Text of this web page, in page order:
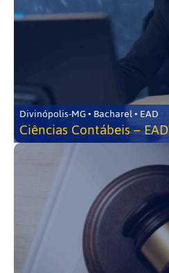
Divinópolis-MG • Bacharel • EAD
Ciências Contábeis – EAD